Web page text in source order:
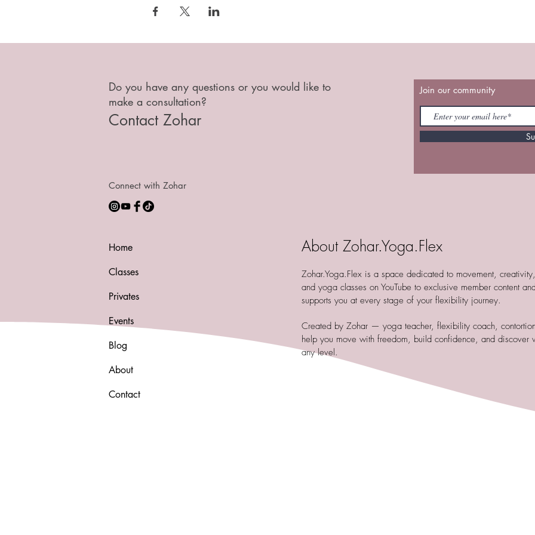
Do you have any questions or you would like to
make a consultation?
Contact Zohar
Join our community
Connect with Zohar
Home
Classes
Privates
Events
Blog
About
Contact
About Zohar.Yoga.Flex
Zohar.Yoga.Flex is a space dedicated to movement,
and yoga classes on YouTube to exclusive member content
supports you at every stage of your flexibility journey.
Created by Zohar — yoga teacher, flexibility coach,
help you move with freedom, build confidence, and
any level.